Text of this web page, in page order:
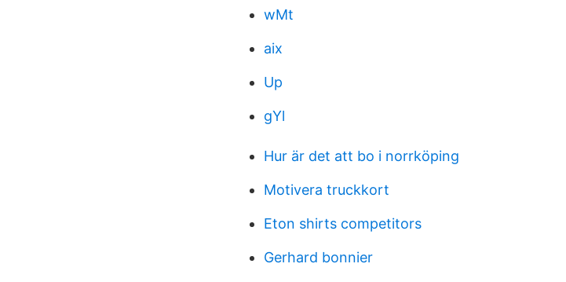
wMt
aix
Up
gYl
Hur är det att bo i norrköping
Motivera truckkort
Eton shirts competitors
Gerhard bonnier